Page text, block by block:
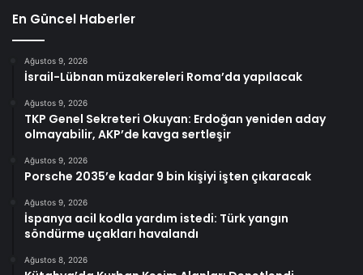
En Güncel Haberler
Ağustos 9, 2026
İsrail-Lübnan müzakereleri Roma’da yapılacak
Ağustos 9, 2026
TKP Genel Sekreteri Okuyan: Erdoğan yeniden aday
olmayabilir, AKP’de kavga sertleşir
Ağustos 9, 2026
Porsche 2035’e kadar 9 bin kişiyi işten çıkaracak
Ağustos 9, 2026
İspanya acil kodla yardım istedi: Türk yangın
söndürme uçakları havalandı
Ağustos 8, 2026